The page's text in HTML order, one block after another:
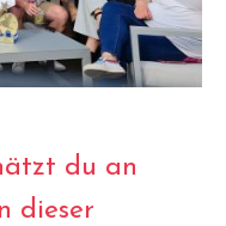
du an
dieser